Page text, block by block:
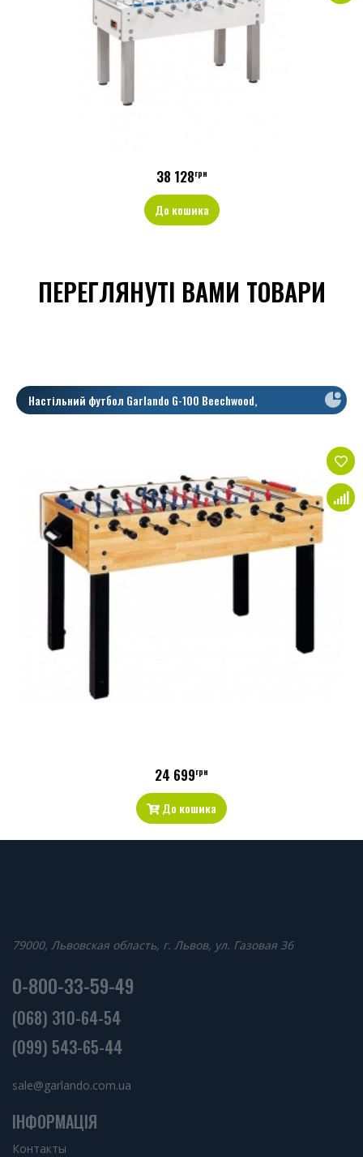
38 128грн
До кошика
ПЕРЕГЛЯНУТІ ВАМИ ТОВАРИ
Настільний футбол Garlando G-100 Beechwood,
24 699грн
До кошика
79000, Львовская область, г. Львов, ул. Газовая 36
0-800-33-59-49
(068) 310-64-54
(099) 543-65-44
sale@garlando.com.ua
ІНФОРМАЦІЯ
Контакты